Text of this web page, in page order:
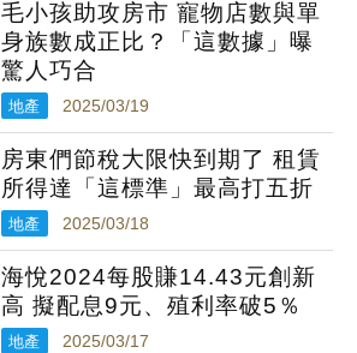
毛小孩助攻房市 寵物店數與單
身族數成正比？「這數據」曝
驚人巧合
地產 2025/03/19
房東們節稅大限快到期了 租賃
所得達「這標準」最高打五折
地產 2025/03/18
海悅2024每股賺14.43元創新
高 擬配息9元、殖利率破5％
地產 2025/03/17